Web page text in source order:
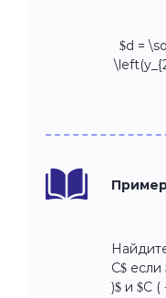
$d =
C$ если
)$ и $C (